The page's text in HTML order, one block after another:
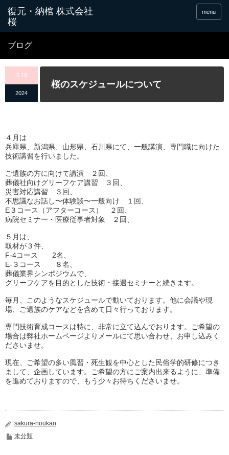
menu
ブログ
5.18
2024
桜のスケジュールについて
４月は
兵庫県、新潟県、山形県、石川県にて、一般講演、 専門職に向けた
技術講習を行いました。
ご遺族の方に向けて講演 ２回、
葬儀社向けグリーフケア講習 ３回、
災害対応講習 ３回、
不思議なお話し〜体験談〜一般向け １回、
E３コース（アフターコース） ２回、
病院セミナー・医療従事者対象 ２回、
５月は、
取材が３件、
F-4コース 2名、
E-３コース ８名、
葬儀業界シンポジウムで、
グリーフケアを目的とした技術・接遇セミナーと続きます。
毎月、このようなスケジュールで動いております。 他に会議や現
場、ご遺族のケアなどを含めて日々行っております。
専門技術育成コースは特に、非常に立て込んでおります。
ご希望の
場合は弊社ホームページよりメールにて思い合わせ、 お申し込みく
ださいませ。
現在、ご希望の多い風習・ 死生観を中心とした民俗学的研修につき
まして、企画しています。
ご希望の方にご案内出来るように、準備
を進めておりますので、
もう少々お待ちくださいませ。
sakura-noukan
未分類